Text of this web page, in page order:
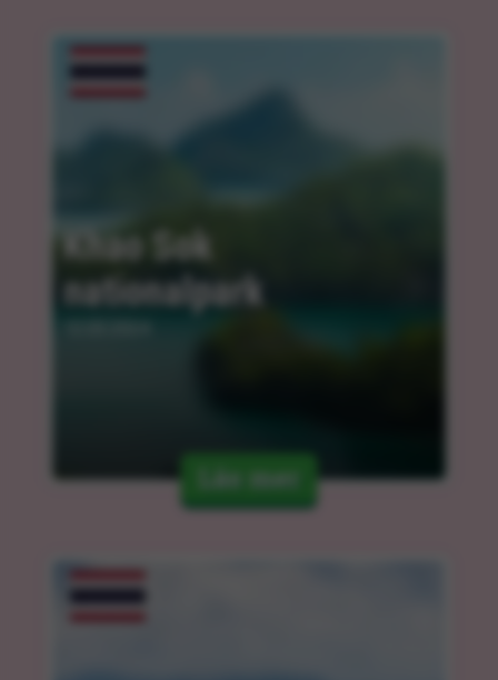
Khao Sok
nationalpark
Läs mer